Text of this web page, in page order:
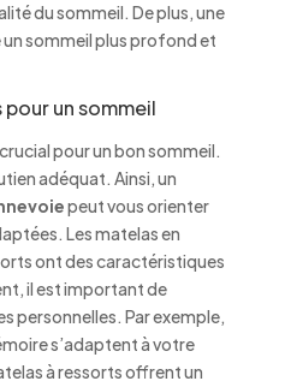
du sommeil. De plus, une
sommeil plus profond et
un sommeil
pour un bon sommeil.
adéquat. Ainsi, un
peut vous orienter
Les matelas en
ont des caractéristiques
il est important de
personnelles. Par exemple,
s’adaptent à votre
à ressorts offrent un